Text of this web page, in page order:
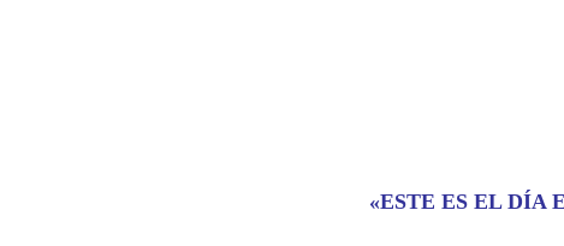
«ESTE ES EL DÍA